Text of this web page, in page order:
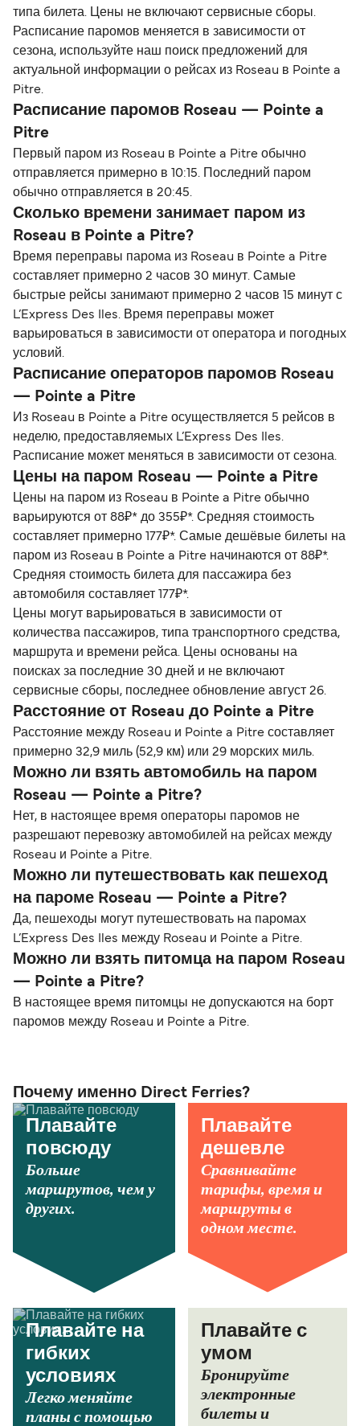
типа билета. Цены не включают сервисные сборы.
Расписание паромов меняется в зависимости от
сезона, используйте наш поиск предложений для
актуальной информации о рейсах из Roseau в Pointe a
Pitre.
Расписание паромов Roseau — Pointe a
Pitre
Первый паром из Roseau в Pointe a Pitre обычно
отправляется примерно в 10:15. Последний паром
обычно отправляется в 20:45.
Сколько времени занимает паром из
Roseau в Pointe a Pitre?
Время переправы парома из Roseau в Pointe a Pitre
составляет примерно 2 часов 30 минут. Самые
быстрые рейсы занимают примерно 2 часов 15 минут с
L’Express Des Iles. Время переправы может
варьироваться в зависимости от оператора и погодных
условий.
Расписание операторов паромов Roseau
— Pointe a Pitre
Из Roseau в Pointe a Pitre осуществляется 5 рейсов в
неделю, предоставляемых L’Express Des Iles.
Расписание может меняться в зависимости от сезона.
Цены на паром Roseau — Pointe a Pitre
Цены на паром из Roseau в Pointe a Pitre обычно
варьируются от 88₽* до 355₽*. Средняя стоимость
составляет примерно 177₽*. Самые дешёвые билеты на
паром из Roseau в Pointe a Pitre начинаются от 88₽*.
Средняя стоимость билета для пассажира без
автомобиля составляет 177₽*.
Цены могут варьироваться в зависимости от
количества пассажиров, типа транспортного средства,
маршрута и времени рейса. Цены основаны на
поисках за последние 30 дней и не включают
сервисные сборы, последнее обновление август 26.
Расстояние от Roseau до Pointe a Pitre
Расстояние между Roseau и Pointe a Pitre составляет
примерно 32,9 миль (52,9 км) или 29 морских миль.
Можно ли взять автомобиль на паром
Roseau — Pointe a Pitre?
Нет, в настоящее время операторы паромов не
разрешают перевозку автомобилей на рейсах между
Roseau и Pointe a Pitre.
Можно ли путешествовать как пешеход
на пароме Roseau — Pointe a Pitre?
Да, пешеходы могут путешествовать на паромах
L’Express Des Iles между Roseau и Pointe a Pitre.
Можно ли взять питомца на паром Roseau
— Pointe a Pitre?
В настоящее время питомцы не допускаются на борт
паромов между Roseau и Pointe a Pitre.
Почему именно Direct Ferries?
Плавайте
повсюду
Больше
маршрутов, чем у
других.
Плавайте
дешевле
Сравнивайте
тарифы, время и
маршруты в
одном месте.
Плавайте на
гибких
условиях
Легко меняйте
планы с помощью
Плавайте с
умом
Бронируйте
электронные
билеты и